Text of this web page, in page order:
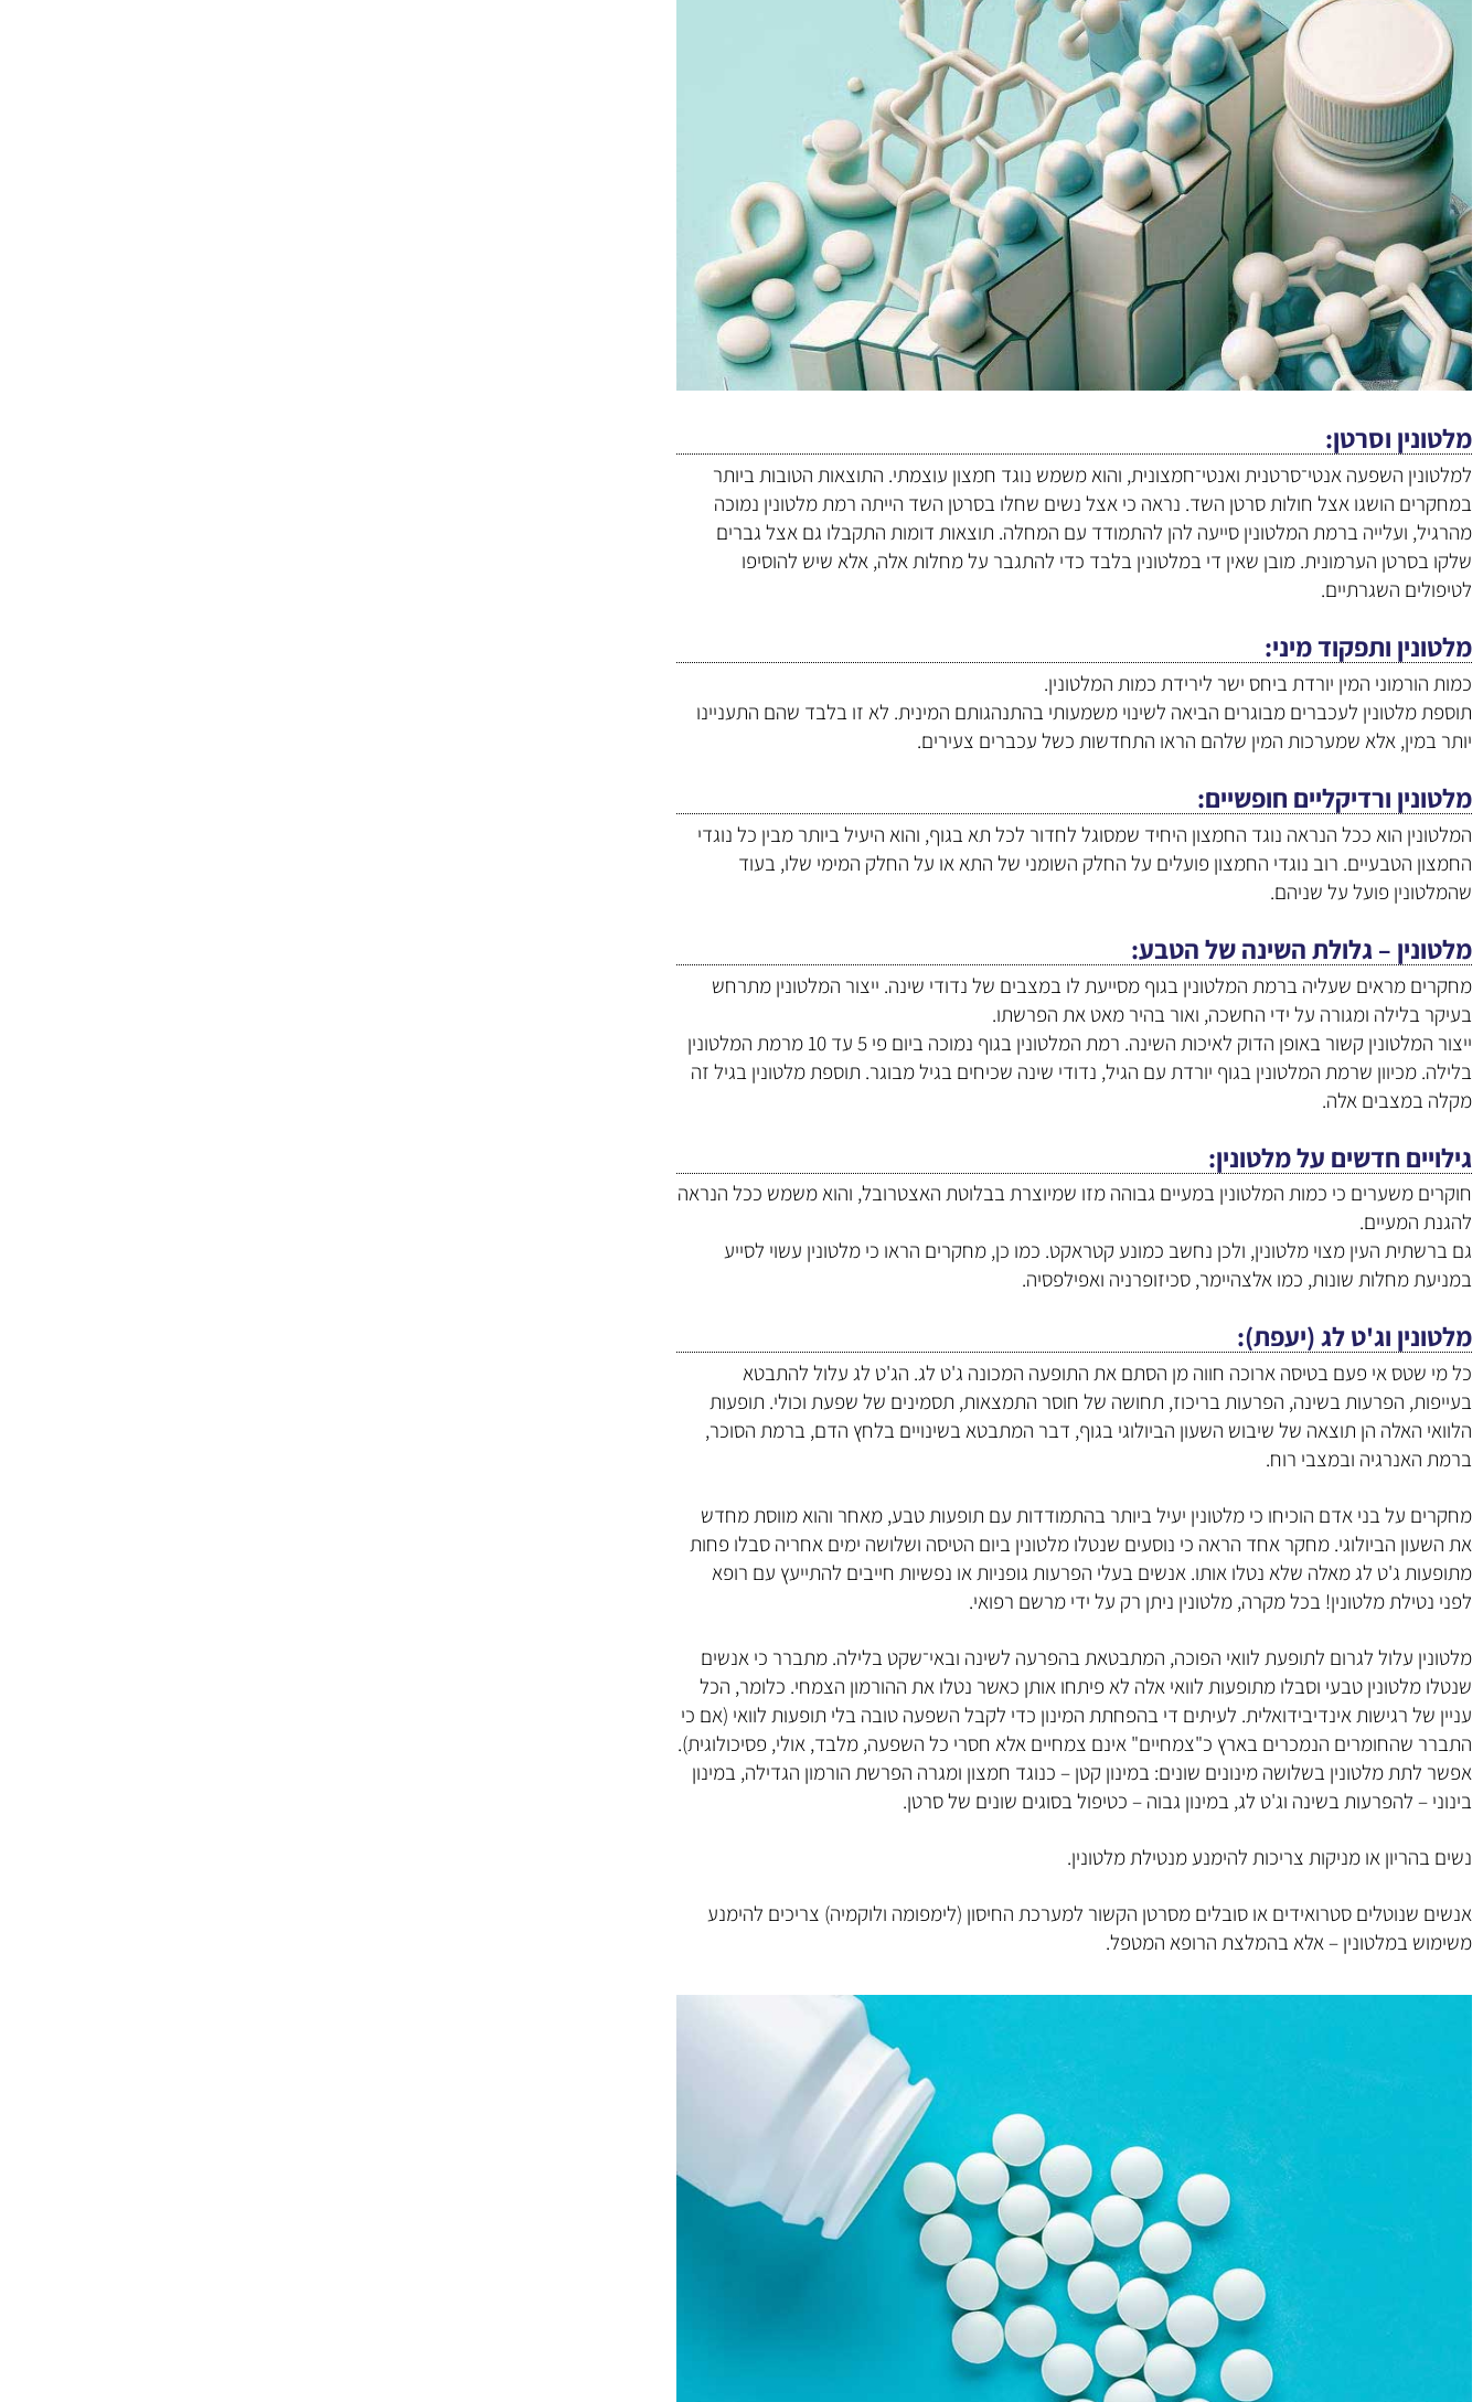
מלטונין וסרטן
למלטונין השפעה אנטי־סרטנית ואנטי־חמצונית, והוא משמש נוגד חמצון עוצמתי. התוצאות הטובות ביותר
במחקרים הושגו אצל חולות סרטן השד. נראה כי אצל נשים שחלו בסרטן השד הייתה רמת מלטונין נמוכה
מהרגיל, ועלייה ברמת המלטונין סייעה להן להתמודד עם המחלה. תוצאות דומות התקבלו גם אצל גברים
שלקו בסרטן הערמונית. מובן שאין די במלטונין בלבד כדי להתגבר על מחלות אלה, אלא שיש להוסיפו
לטיפולים השגרתיים.
מלטונין ותפקוד מיני
כמות הורמוני המין יורדת ביחס ישר לירידת כמות המלטונין.
תוספת מלטונין לעכברים מבוגרים הביאה לשינוי משמעותי בהתנהגותם המינית. לא זו בלבד שהם התעניינו
יותר במין, אלא שמערכות המין שלהם הראו התחדשות כשל עכברים צעירים.
מלטונין ורדיקליים חופשיים
המלטונין הוא ככל הנראה נוגד החמצון היחיד שמסוגל לחדור לכל תא בגוף, והוא היעיל ביותר מבין כל נוגדי
החמצון הטבעיים. רוב נוגדי החמצון פועלים על החלק השומני של התא או על החלק המימי שלו, בעוד
שהמלטונין פועל על שניהם.
מלטונין – גלולת השינה של הטבע
מחקרים מראים שעליה ברמת המלטונין בגוף מסייעת לו במצבים של נדודי שינה. ייצור המלטונין מתרחש
בעיקר בלילה ומגורה על ידי החשכה, ואור בהיר מאט את הפרשתו.
ייצור המלטונין קשור באופן הדוק לאיכות השינה. רמת המלטונין בגוף נמוכה ביום פי 5 עד 10 מרמת המלטונין
בלילה. מכיוון שרמת המלטונין בגוף יורדת עם הגיל, נדודי שינה שכיחים בגיל מבוגר. תוספת מלטונין בגיל זה
מקלה במצבים אלה.
גילויים חדשים על מלטונין
חוקרים משערים כי כמות המלטונין במעיים גבוהה מזו שמיוצרת בבלוטת האצטרובל, והוא משמש ככל הנראה
להגנת המעיים.
גם ברשתית העין מצוי מלטונין, ולכן נחשב כמונע קטראקט. כמו כן, מחקרים הראו כי מלטונין עשוי לסייע
במניעת מחלות שונות, כמו אלצהיימר, סכיזופרניה ואפילפסיה.
מלטונין וג'ט לג (יעפת)
כל מי שטס אי פעם בטיסה ארוכה חווה מן הסתם את התופעה המכונה ג'ט לג. הג'ט לג עלול להתבטא
בעייפות, הפרעות בשינה, הפרעות בריכוז, תחושה של חוסר התמצאות, תסמינים של שפעת וכולי. תופעות
הלוואי האלה הן תוצאה של שיבוש השעון הביולוגי בגוף, דבר המתבטא בשינויים בלחץ הדם, ברמת הסוכר,
ברמת האנרגיה ובמצבי רוח.
מחקרים על בני אדם הוכיחו כי מלטונין יעיל ביותר בהתמודדות עם תופעות טבע, מאחר והוא מווסת מחדש
את השעון הביולוגי. מחקר אחד הראה כי נוסעים שנטלו מלטונין ביום הטיסה ושלושה ימים אחריה סבלו פחות
מתופעות ג'ט לג מאלה שלא נטלו אותו. אנשים בעלי הפרעות גופניות או נפשיות חייבים להתייעץ עם רופא
לפני נטילת מלטונין! בכל מקרה, מלטונין ניתן רק על ידי מרשם רפואי.
מלטונין עלול לגרום לתופעת לוואי הפוכה, המתבטאת בהפרעה לשינה ובאי־שקט בלילה. מתברר כי אנשים
שנטלו מלטונין טבעי וסבלו מתופעות לוואי אלה לא פיתחו אותן כאשר נטלו את ההורמון הצמחי. כלומר, הכל
עניין של רגישות אינדיבידואלית. לעיתים די בהפחתת המינון כדי לקבל השפעה טובה בלי תופעות לוואי (אם כי
התברר שהחומרים הנמכרים בארץ כ"צמחיים" אינם צמחיים אלא חסרי כל השפעה, מלבד, אולי, פסיכולוגית).
אפשר לתת מלטונין בשלושה מינונים שונים: במינון קטן – כנוגד חמצון ומגרה הפרשת הורמון הגדילה, במינון
בינוני – להפרעות בשינה וג'ט לג, במינון גבוה – כטיפול בסוגים שונים של סרטן.
נשים בהריון או מניקות צריכות להימנע מנטילת מלטונין.
אנשים שנוטלים סטרואידים או סובלים מסרטן הקשור למערכת החיסון (לימפומה ולוקמיה) צריכים להימנע
משימוש במלטונין – אלא בהמלצת הרופא המטפל.